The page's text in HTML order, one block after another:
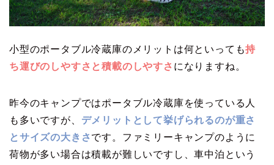
小型のポータブル冷蔵庫のメリットは何といっても持
ち運びのしやすさと積載のしやすさ になりますね。
昨今のキャンプではポータブル冷蔵庫を使っている人
も多いですが、 デメリットとして挙げられるのが重さ
とサイズの大きさです。ファミリーキャンプのように
荷物が多い場合は積載が難しいですし、車中泊という